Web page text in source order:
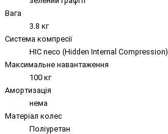
Вага
3.8 кг
Система компресії
HIC neco (Hidden Internal Compression)
Максимальне навантаження
100 кг
Амортизація
нема
Матеріал колес
Поліуретан